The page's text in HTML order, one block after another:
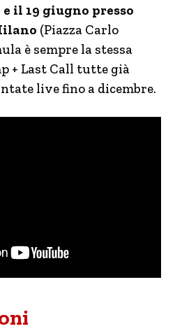
e il 19 giugno presso
(Piazza Carlo
è sempre la stessa
+ Last Call tutte già
live fino a dicembre.